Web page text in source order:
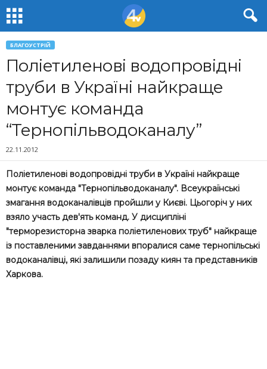
БЛАГОУСТРІЙ
Поліетиленові водопровідні
труби в Україні найкраще
монтує команда
“Тернопільводоканалу”
22.11.2012
Поліетиленові водопровідні труби в Україні найкраще
монтує команда "Тернопільводоканалу". Всеукраїнські
змагання водоканалівців пройшли у Києві. Цьогоріч у них
взяло участь дев'ять команд. У дисципліні
"терморезисторна зварка поліетиленових труб" найкраще
із поставленими завданнями впоралися саме тернопільські
водоканалівці, які залишили позаду киян та представників
Харкова.